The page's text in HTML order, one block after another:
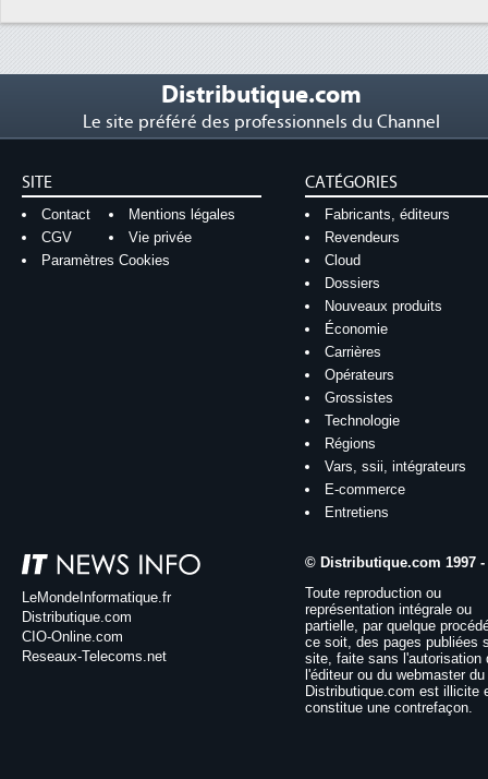
Distributique.com
Le site préféré des professionnels du Channel
SITE
Contact
Mentions légales
CGV
Vie privée
Paramètres Cookies
CATÉGORIES
Fabricants, éditeurs
Revendeurs
Cloud
Dossiers
Nouveaux produits
Économie
Carrières
Opérateurs
Grossistes
Technologie
Régions
Vars, ssii, intégrateurs
E-commerce
Entretiens
LeMondeInformatique.fr
Distributique.com
CIO-Online.com
Reseaux-Telecoms.net
© Distributique.com 1997 -
Toute reproduction ou
représentation intégrale ou
partielle, par quelque
ce soit, des pages publiées
site, faite sans l'autorisation
l'éditeur ou du webmaster
Distributique.com est illicite
constitue une contrefaçon.